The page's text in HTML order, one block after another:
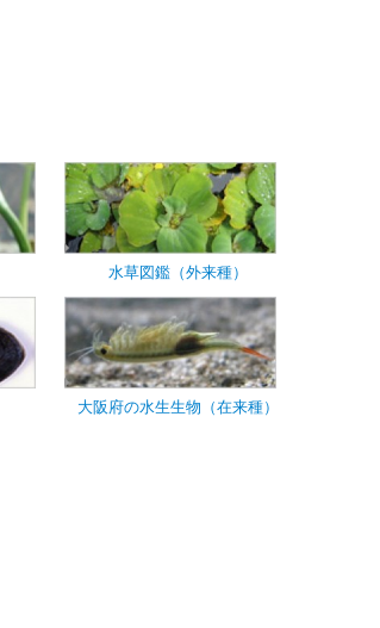
水草図鑑（外来種）
大阪府の水生生物（在来種）